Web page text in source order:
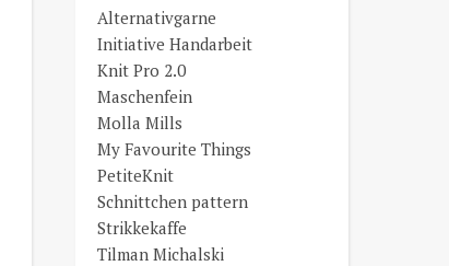
Alternativgarne
Initiative Handarbeit
Knit Pro 2.0
Maschenfein
Molla Mills
My Favourite Things
PetiteKnit
Schnittchen pattern
Strikkekaffe
Tilman Michalski